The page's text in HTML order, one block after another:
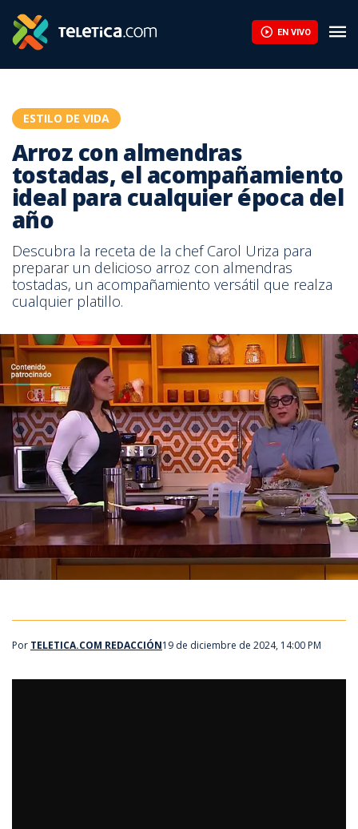
EN VIVO
ESTILO DE VIDA
Arroz con almendras
tostadas, el acompañamiento
ideal para cualquier época del
año
Descubra la receta de la chef Carol Uriza para
preparar un delicioso arroz con almendras
tostadas, un acompañamiento versátil que realza
cualquier platillo.
Por TELETICA.COM REDACCIÓN19 de diciembre de 2024, 14:00 PM